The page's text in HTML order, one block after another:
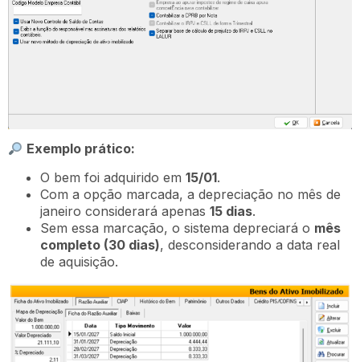
Exemplo prático:
O bem foi adquirido em 15/01.
Com a opção marcada, a depreciação no mês de
janeiro considerará apenas 15 dias.
Sem essa marcação, o sistema depreciará o mês
completo (30 dias), desconsiderando a data real
de aquisição.